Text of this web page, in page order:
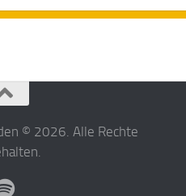
© 2026. Alle Rechte